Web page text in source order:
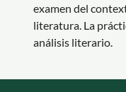
examen del
literatura. La
análisis literario.